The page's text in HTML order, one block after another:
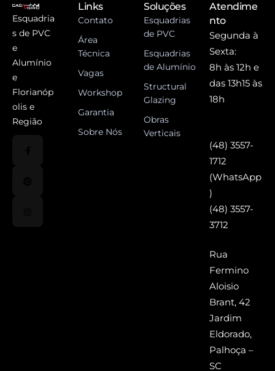
Esquadria
s de PVC
e
Alumínio
e
Florianóp
olis e
Região
Links
Contato
Área
Técnica
Vagas
Workshop
Garantia
Sobre Nós
Soluções
Esquadrias
de PVC
Esquadrias
de Alumínio
Structural
Glazing
Obras
Verticais
Atendime
nto
Segunda à
Sexta:
8h às 12h e
das 13h15 às
18h
(48) 3557-
1712
(WhatsApp
)
(48) 3557-
3712
Rua
Fermino
Aloisio
Brant, 42
Jardim
Eldorado,
Palhoça –
SC